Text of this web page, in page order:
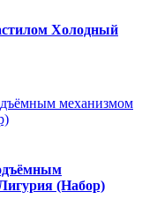
Холодный
(Набор)